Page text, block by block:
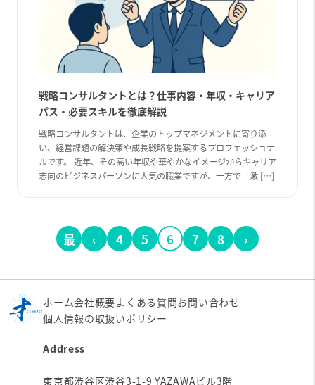
戦略コンサルタントとは？仕事内容・年収・キャリア
パス・必要スキルを徹底解説
戦略コンサルタントは、企業のトップマネジメントに寄り添
い、経営課題の解決策や成長戦略を提案するプロフェッショナ
ルです。 近年、その高い年収や華やかなイメージからキャリア
志向のビジネスパーソンに人気の職業ですが、一方で「激 […]
最
‹ 4 5 6 7 8 ›
ホーム会社概要よくある質問お問い合わせ
個人情報の取扱いポリシー
Address
東京都渋谷区渋谷3-1-9 YAZAWAビル3階